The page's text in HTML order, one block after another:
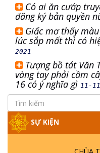
Có ai ăn cướp
đăng ký bản quyền
Giấc mơ thấy
lúc sắp mất thì có
2021
Tượng bồ tát Văn
vàng tay phải cầm
16 có ý nghĩa gì 11-
SỰ KIỆN